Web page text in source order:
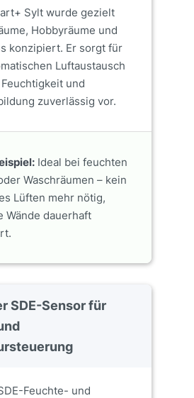
Sylt wurde gezielt
Hobbyräume und
konzipiert. Er sorgt für
Luftaustausch
und
zuverlässig vor.
Ideal bei feuchten
Waschräumen – kein
Lüften mehr nötig,
Wände dauerhaft
SDE-Sensor für
Feuchte- und